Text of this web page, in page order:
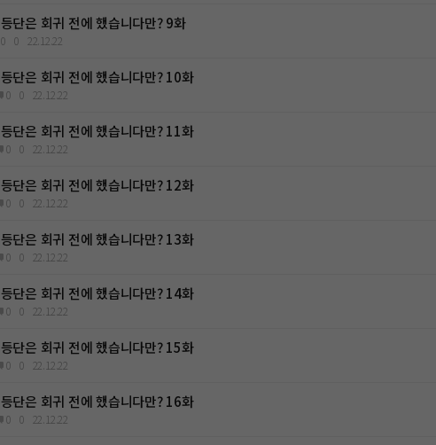
등단은 회귀 전에 했습니다만? 9화
0 0 22.12.22
등단은 회귀 전에 했습니다만? 10화
0 0 22.12.22
등단은 회귀 전에 했습니다만? 11화
0 0 22.12.22
등단은 회귀 전에 했습니다만? 12화
0 0 22.12.22
등단은 회귀 전에 했습니다만? 13화
0 0 22.12.22
등단은 회귀 전에 했습니다만? 14화
0 0 22.12.22
등단은 회귀 전에 했습니다만? 15화
0 0 22.12.22
등단은 회귀 전에 했습니다만? 16화
0 0 22.12.22